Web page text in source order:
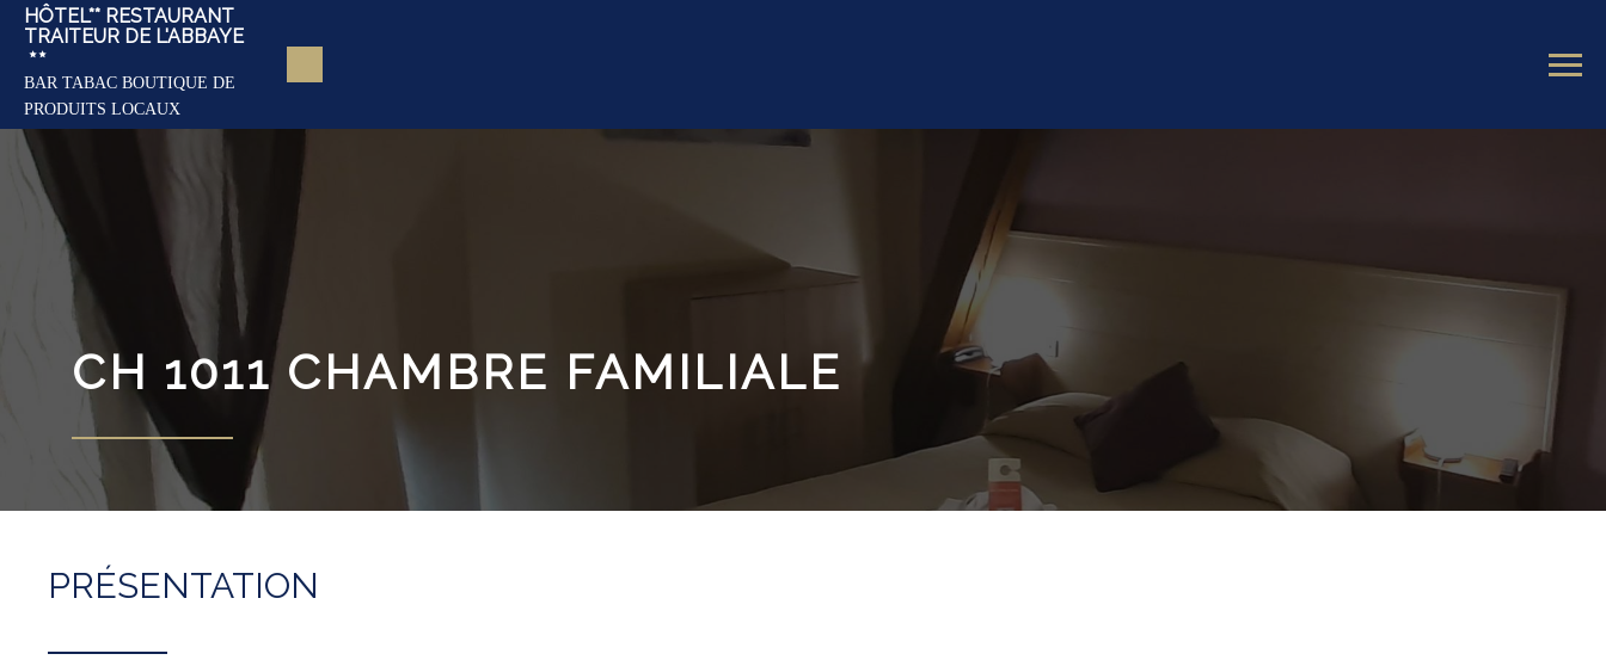
HÔTEL** RESTAURANT
TRAITEUR DE L'ABBAYE
BAR TABAC BOUTIQUE DE
PRODUITS LOCAUX
CH 1011 CHAMBRE FAMILIALE
PRÉSENTATION